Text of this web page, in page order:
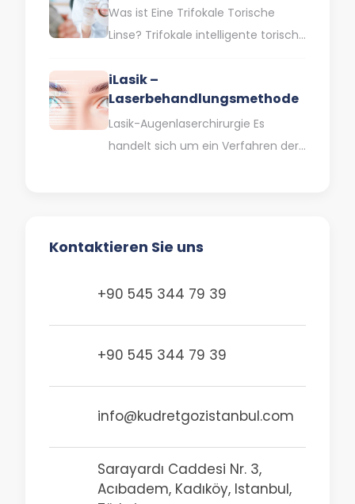
ohne Brille in der Nähe, auf…
Was ist Eine Trifokale Torische
Linse? Trifokale intelligente torische
Kataraktbehandlung häufig
eingesetzt. Der Graue Star…
iLasik –
Laserbehandlungsmethode
Lasik-Augenlaserchirurgie Es
handelt sich um ein Verfahren der
Kontaktieren Sie uns
+90 545 344 79 39
+90 545 344 79 39
info@kudretgozistanbul.com
Sarayardı Caddesi Nr. 3,
Acıbadem, Kadıköy, Istanbul,